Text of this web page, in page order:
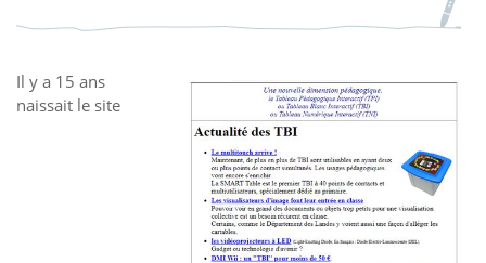
Il y a 15 ans
naissait le site